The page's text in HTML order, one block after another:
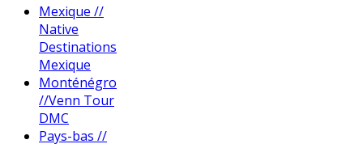
Mexique //
Native
Destinations
Mexique
Monténégro
//Venn Tour
DMC
Pays-bas //